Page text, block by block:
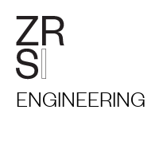
ENGINEERING